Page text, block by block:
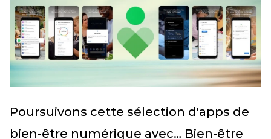
Poursuivons cette sélection d'apps de
bien-être numérique avec… Bien-être